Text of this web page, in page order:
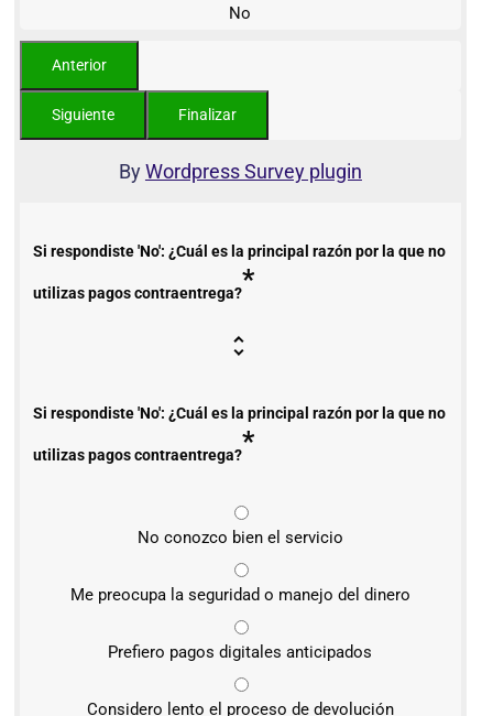
No
ByWordpress Survey plugin
Si respondiste 'No': ¿Cuál es la principal razón por la que no
utilizas pagos contraentrega?*
Si respondiste 'No': ¿Cuál es la principal razón por la que no
utilizas pagos contraentrega?*
No conozco bien el servicio
Me preocupa la seguridad o manejo del dinero
Prefiero pagos digitales anticipados
Considero lento el proceso de devolución